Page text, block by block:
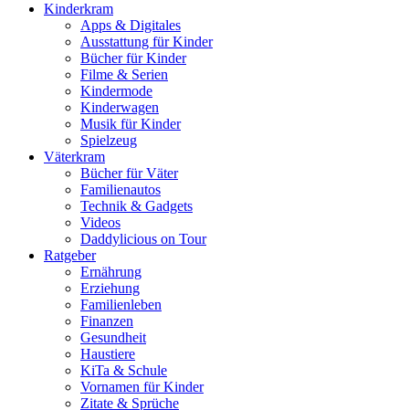
Kinderkram
Apps & Digitales
Ausstattung für Kinder
Bücher für Kinder
Filme & Serien
Kindermode
Kinderwagen
Musik für Kinder
Spielzeug
Väterkram
Bücher für Väter
Familienautos
Technik & Gadgets
Videos
Daddylicious on Tour
Ratgeber
Ernährung
Erziehung
Familienleben
Finanzen
Gesundheit
Haustiere
KiTa & Schule
Vornamen für Kinder
Zitate & Sprüche